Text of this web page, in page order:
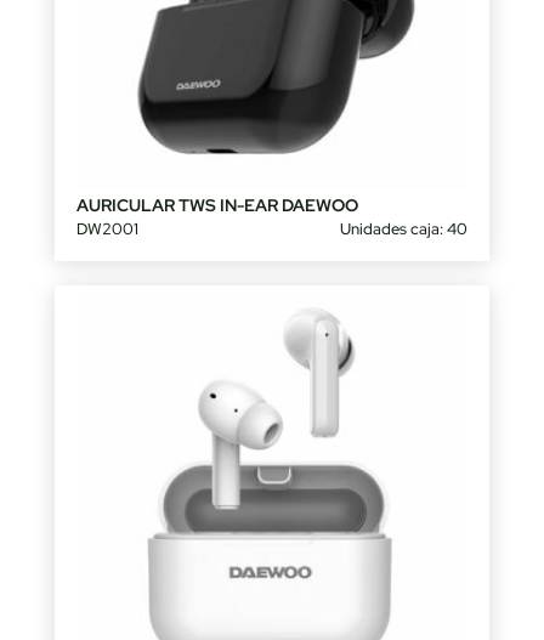
AURICULAR TWS IN-EAR DAEWOO
DW2001 Unidades caja: 40